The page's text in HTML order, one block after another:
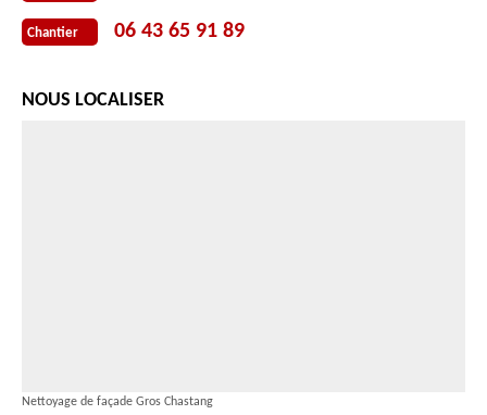
Chantier 06 43 65 91 89
NOUS LOCALISER
Nettoyage de façade Gros Chastang